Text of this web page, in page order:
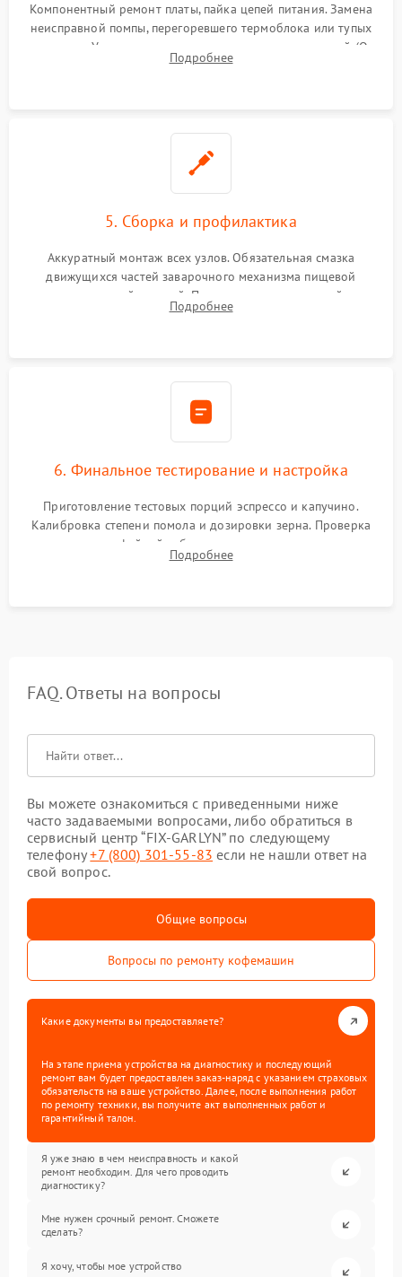
Компонентный ремонт платы, пайка цепей питания. Замена
неисправной помпы, перегоревшего термоблока или тупых
жерновов. Установка новых силиконовых уплотнителей (O-
ring) и тефлоновых трубок для надежного устранения
Подробнее
5. Сборка и профилактика
Аккуратный монтаж всех узлов. Обязательная смазка
движущихся частей заварочного механизма пищевой
силиконовой смазкой. Проведение программной
декальцинации и очистки системы от кофейных масел.
Подробнее
6. Финальное тестирование и настройка
Приготовление тестовых порций эспрессо и капучино.
Калибровка степени помола и дозировки зерна. Проверка
плотности кофейной таблетки, температуры напитка и
качества молочной пены. Контроль отсутствия посторонних
Подробнее
FAQ. Ответы на вопросы
Вы можете ознакомиться с приведенными ниже
часто задаваемыми вопросами, либо обратиться в
сервисный центр “FIX-GARLYN” по следующему
телефону+7 (800) 301-55-83 если не нашли ответ на
свой вопрос.
Общие вопросы
Вопросы по ремонту кофемашин
Какие документы вы предоставляете?
На этапе приема устройства на диагностику и последующий
ремонт вам будет предоставлен заказ-наряд с указанием страховых
обязательств на ваше устройство. Далее, после выполнения работ
по ремонту техники, вы получите акт выполненных работ и
гарантийный талон.
Я уже знаю в чем неисправность и какой
ремонт необходим. Для чего проводить
диагностику?
Мне нужен срочный ремонт. Сможете
сделать?
Я хочу, чтобы мое устройство